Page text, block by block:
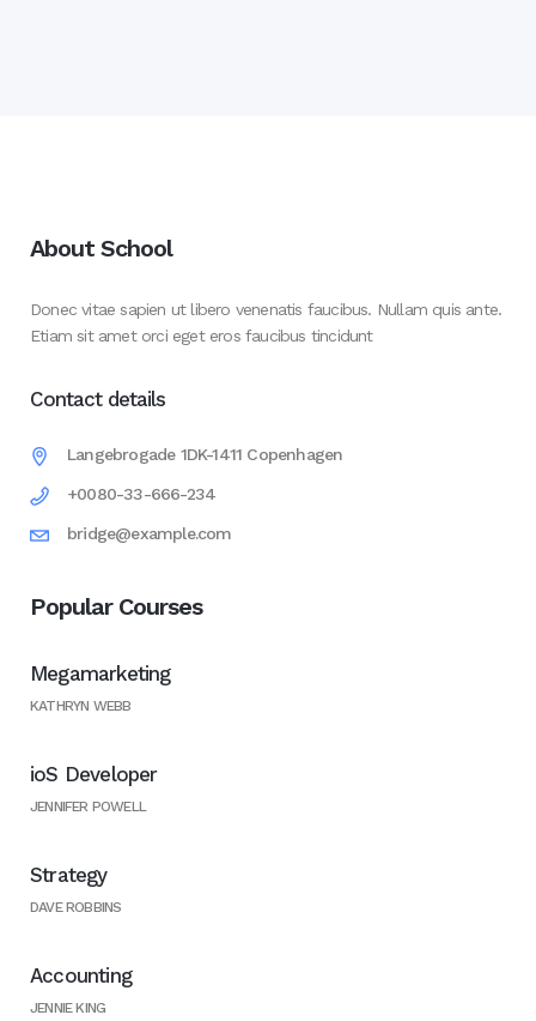
About School
Donec vitae sapien ut libero venenatis faucibus. Nullam quis ante.
Etiam sit amet orci eget eros faucibus tincidunt
Contact details
Langebrogade 1DK-1411 Copenhagen
+0080-33-666-234
bridge@example.com
Popular Courses
Megamarketing
KATHRYN WEBB
ioS Developer
JENNIFER POWELL
Strategy
DAVE ROBBINS
Accounting
JENNIE KING